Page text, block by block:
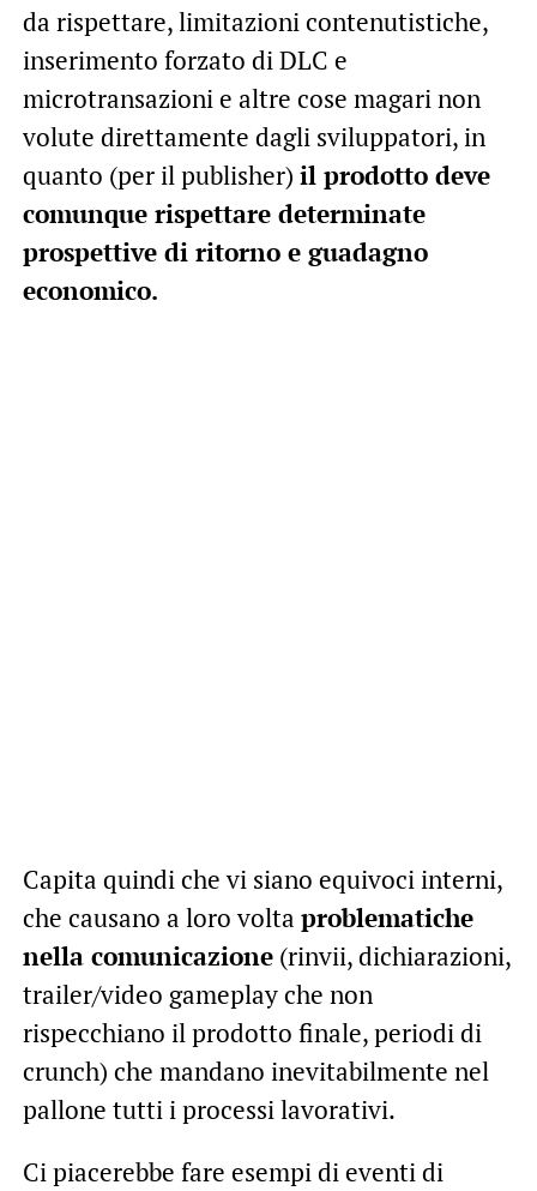
da rispettare, limitazioni contenutistiche,
inserimento forzato di DLC e
microtransazioni e altre cose magari non
volute direttamente dagli sviluppatori, in
quanto (per il publisher) il prodotto deve
comunque rispettare determinate
prospettive di ritorno e guadagno
economico.
Capita quindi che vi siano equivoci interni,
che causano a loro volta problematiche
nella comunicazione(rinvii, dichiarazioni,
trailer/video gameplay che non
rispecchiano il prodotto finale, periodi di
crunch) che mandano inevitabilmente nel
pallone tutti i processi lavorativi.
Ci piacerebbe fare esempi di eventi di